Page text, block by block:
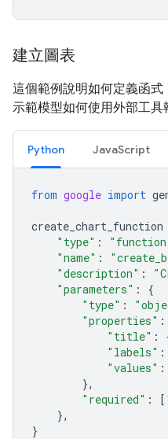
建立圖表
這個範例說明如何定義函
示範模型如何使用外部工具
Python JavaScript
from google import
create_chart_function
"type" :
"name" :
"description" :
"parameters" :
{
"type" :
"properties" :
"title" :
"labels" :
"values" :
},
"required" : [
},
}